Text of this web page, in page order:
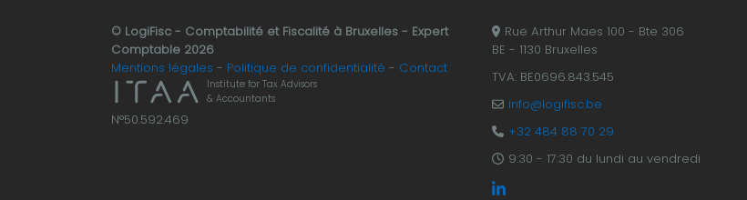
© LogiFisc - Comptabilité et Fiscalité à Bruxelles - Expert
Comptable 2026
Mentions légales
Politique de confidentialité Contact
Institute for Tax Advisors
& Accountants
N°50.592.469
Rue Arthur Maes 100 - Bte 306
BE - 1130 Bruxelles
TVA: BE0696.843.545
info@logifisc.be
+32 484 88 70 29
9:30 - 17:30 du lundi au vendredi